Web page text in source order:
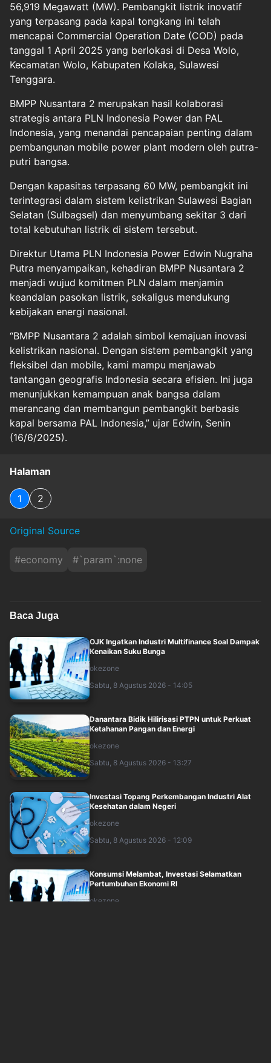
56,919 Megawatt (MW). Pembangkit listrik inovatif
yang terpasang pada kapal tongkang ini telah
mencapai Commercial Operation Date (COD) pada
tanggal 1 April 2025 yang berlokasi di Desa Wolo,
Kecamatan Wolo, Kabupaten Kolaka, Sulawesi
Tenggara.
BMPP Nusantara 2 merupakan hasil kolaborasi
strategis antara PLN Indonesia Power dan PAL
Indonesia, yang menandai pencapaian penting dalam
pembangunan mobile power plant modern oleh putra-
putri bangsa.
Dengan kapasitas terpasang 60 MW, pembangkit ini
terintegrasi dalam sistem kelistrikan Sulawesi Bagian
Selatan (Sulbagsel) dan menyumbang sekitar 3 dari
total kebutuhan listrik di sistem tersebut.
Direktur Utama PLN Indonesia Power Edwin Nugraha
Putra menyampaikan, kehadiran BMPP Nusantara 2
menjadi wujud komitmen PLN dalam menjamin
keandalan pasokan listrik, sekaligus mendukung
kebijakan energi nasional.
“BMPP Nusantara 2 adalah simbol kemajuan inovasi
kelistrikan nasional. Dengan sistem pembangkit yang
fleksibel dan mobile, kami mampu menjawab
tantangan geografis Indonesia secara efisien. Ini juga
menunjukkan kemampuan anak bangsa dalam
merancang dan membangun pembangkit berbasis
kapal bersama PAL Indonesia,” ujar Edwin, Senin
(16/6/2025).
Halaman
1 2
Original Source
#economy #`param`:none
Baca Juga
OJK Ingatkan Industri Multifinance Soal Dampak
Kenaikan Suku Bunga
okezone
Sabtu, 8 Agustus 2026 - 14:05
Danantara Bidik Hilirisasi PTPN untuk Perkuat
Ketahanan Pangan dan Energi
okezone
Sabtu, 8 Agustus 2026 - 13:27
Investasi Topang Perkembangan Industri Alat
Kesehatan dalam Negeri
okezone
Sabtu, 8 Agustus 2026 - 12:09
Konsumsi Melambat, Investasi Selamatkan
Pertumbuhan Ekonomi RI
okezone